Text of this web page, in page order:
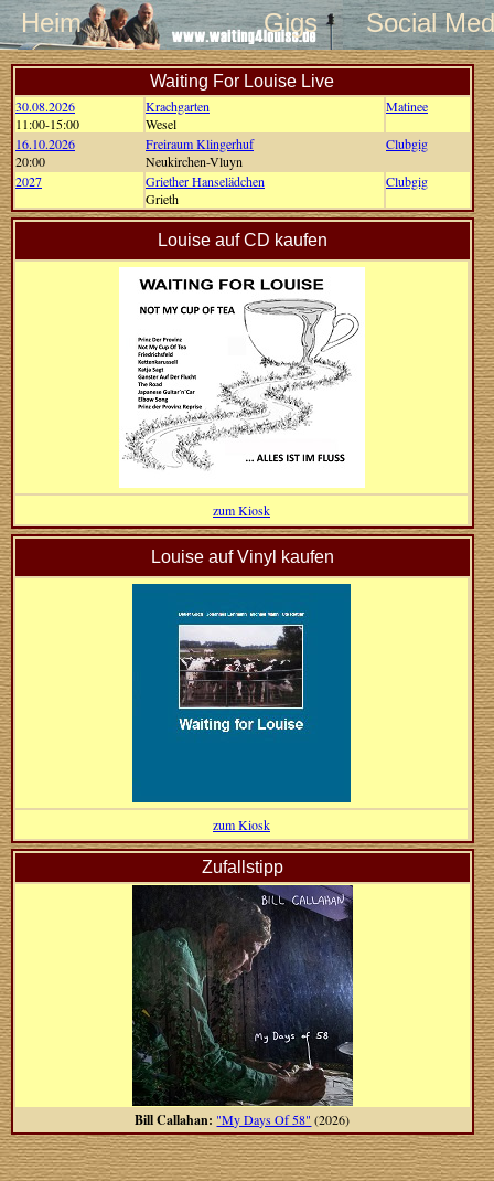
Heim Gigs Social
Waiting For Louise Live
30.08.2026
11:00-15:00
Krachgarten
Wesel
Matinee
16.10.2026
20:00
Freiraum Klingerhuf
Neukirchen-Vluyn
Clubgig
2027
Griether Hanselädchen
Grieth
Clubgig
Louise auf CD kaufen
zum Kiosk
Louise auf Vinyl kaufen
zum Kiosk
Zufallstipp
Bill Callahan: "My Days Of 58" (2026)